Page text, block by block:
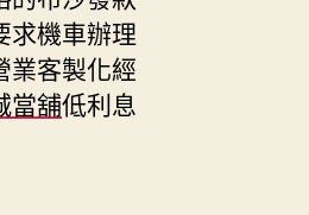
求機車辦理
業客製化經
當舖低利息